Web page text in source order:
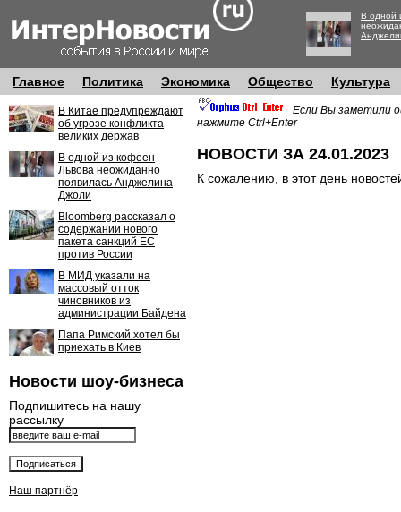
В одной
Главное Политика Экономика Общество Культура
В Китае предупреждают
об угрозе конфликта
великих держав
В одной из кофеен
Львова неожиданно
появилась Анджелина
Джоли
Bloomberg рассказал о
содержании нового
пакета санкций ЕС
против России
В МИД указали на
массовый отток
чиновников из
администрации Байдена
Папа Римский хотел бы
приехать в Киев
Новости шоу-бизнеса
Подпишитесь на нашу
рассылку
Наш партнёр
Если Вы заметили
нажмите Ctrl+Enter
НОВОСТИ ЗА 24.01.2023
К сожалению, в этот день